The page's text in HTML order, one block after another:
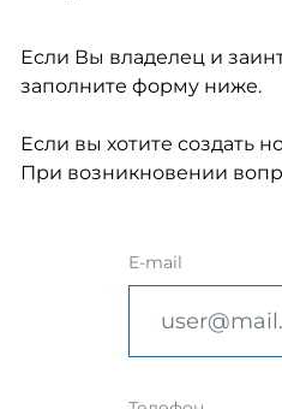
Если Вы владелец и
заполните форму ниже.
Если вы хотите создать
При возникновении
E-mail